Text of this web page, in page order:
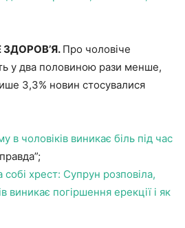
ЗДОРОВ’Я. Про чоловіче
у два половиною рази менше,
3,3% новин стосувалися
в чоловіків виникає біль під час
хрест: Супрун розповіла,
виникає погіршення ерекції і як